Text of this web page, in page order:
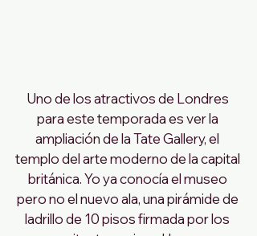
Uno de los atractivos de Londres
para este temporada es ver la
ampliación de la Tate Gallery, el
templo del arte moderno de la capital
británica. Yo ya conocía el museo
pero no el nuevo ala, una pirámide de
ladrillo de 10 pisos firmada por los